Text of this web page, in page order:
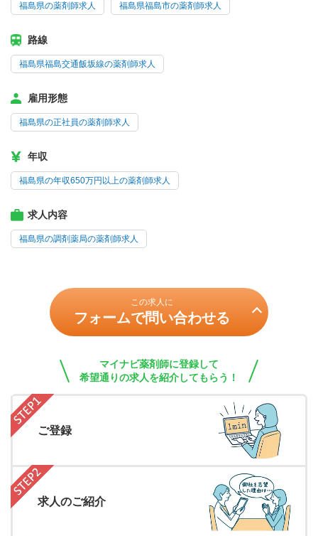
福島県の薬剤師求人 福島県福島市の薬剤師求人
路線
福島県福島交通飯坂線の薬剤師求人
雇用形態
福島県の正社員の薬剤師求人
年収
福島県の年収650万円以上の薬剤師求人
求人内容
福島県の調剤薬局の薬剤師求人
この求人に
フォームで問い合わせる
マイナビ薬剤師に登録して
希望通りの求人を紹介してもらう！
ご登録
求人のご紹介